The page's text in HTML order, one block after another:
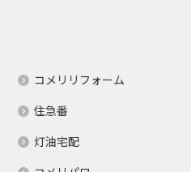
コメリリフォーム
住急番
灯油宅配